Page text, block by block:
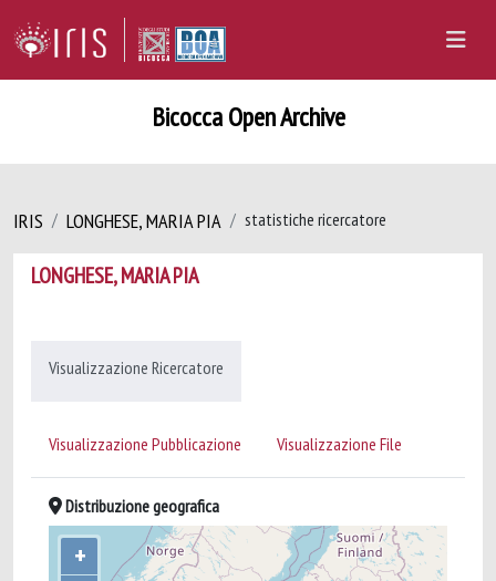
Bicocca Open Archive
IRIS LONGHESE, MARIA PIA statistiche ricercatore
LONGHESE, MARIA PIA
Visualizzazione Ricercatore
Visualizzazione Pubblicazione Visualizzazione File
Distribuzione geografica
+